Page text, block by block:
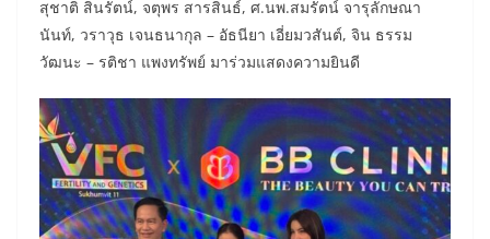
สุชาติ สินรัตน์, จตุพร สารสินธ์, ศ.นพ.สมรัตน์ จารุลักษณา
นันท์, วราวุธ เจนธนากุล – อัธนียา เอี่ยมวสันต์, จิน ธรรม
วัฒนะ – รติชา แพงทรัพย์ มาร่วมแสดงความยินดี